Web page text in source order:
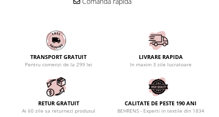
TRANSPORT GRATUIT
Pentru comenzi de la 299 lei
LIVRARE RAPIDA
In maxim 3 zile lucratoare
RETUR GRATUIT
Ai 60 zile sa returnezi produsul
CALITATE DE PESTE 190 ANI
BEHRENS - Experti in textile din 1834